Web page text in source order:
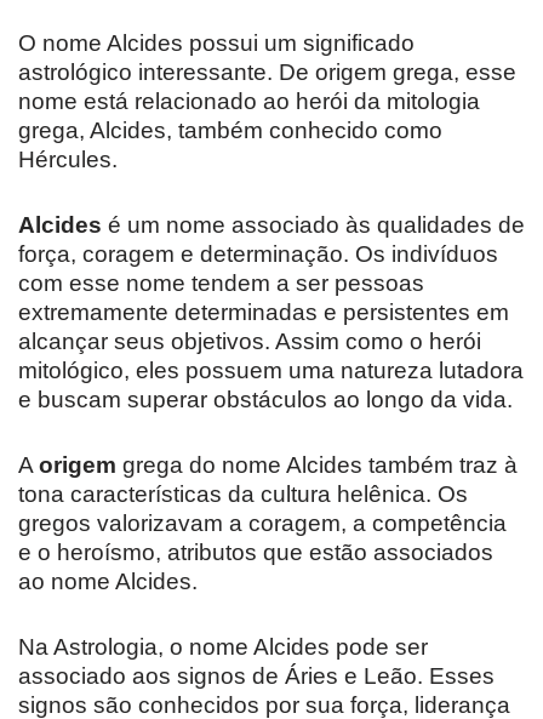
O nome Alcides possui um significado
astrológico interessante. De origem grega, esse
nome está relacionado ao herói da mitologia
grega, Alcides, também conhecido como
Hércules.
Alcides é um nome associado às qualidades de
força, coragem e determinação. Os indivíduos
com esse nome tendem a ser pessoas
extremamente determinadas e persistentes em
alcançar seus objetivos. Assim como o herói
mitológico, eles possuem uma natureza lutadora
e buscam superar obstáculos ao longo da vida.
A origem grega do nome Alcides também traz à
tona características da cultura helênica. Os
gregos valorizavam a coragem, a competência
e o heroísmo, atributos que estão associados
ao nome Alcides.
Na Astrologia, o nome Alcides pode ser
associado aos signos de Áries e Leão. Esses
signos são conhecidos por sua força, liderança